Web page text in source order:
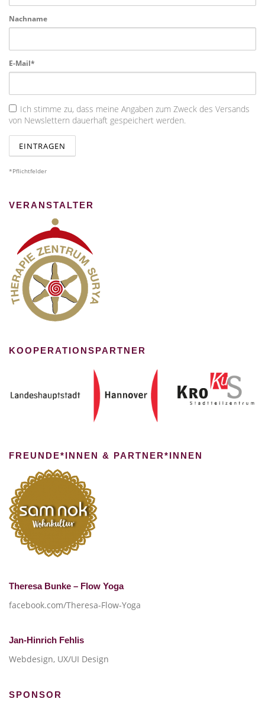
Nachname
E-Mail*
Ich stimme zu, dass meine Angaben zum Zweck des Versands
von Newslettern dauerhaft gespeichert werden.
*Pflichtfelder
VERANSTALTER
KOOPERATIONSPARTNER
FREUNDE*INNEN & PARTNER*INNEN
Theresa Bunke – Flow Yoga
facebook.com/Theresa-Flow-Yoga
Jan-Hinrich Fehlis
Webdesign, UX/UI Design
SPONSOR